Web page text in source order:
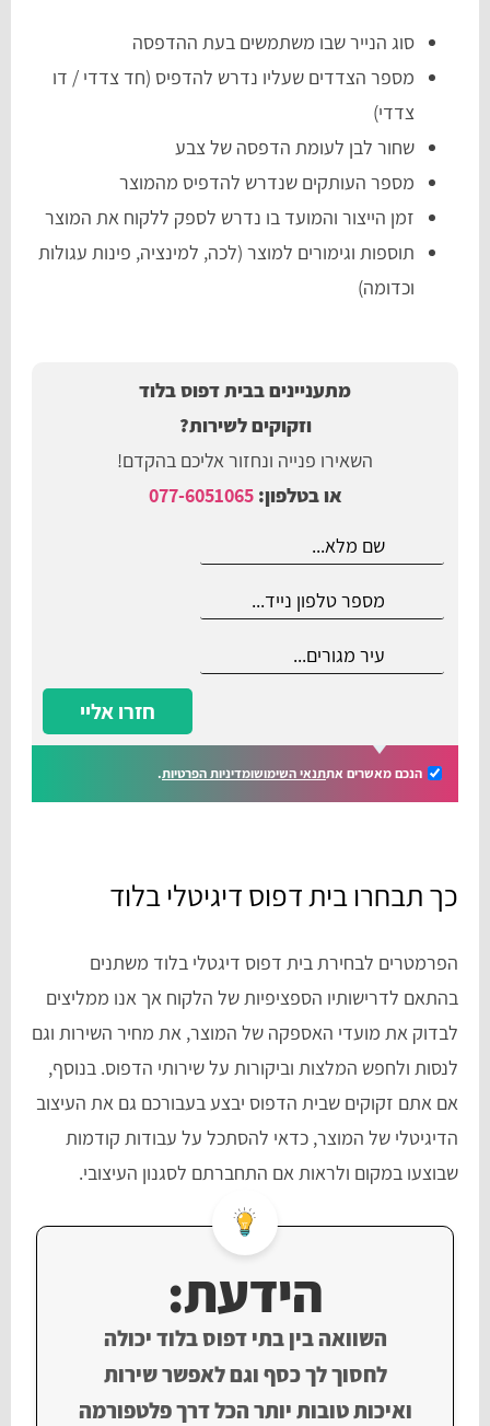
סוג הנייר שבו משתמשים בעת ההדפסה
מספר הצדדים שעליו נדרש להדפיס (חד צדדי / דו
צדדי)
שחור לבן לעומת הדפסה של צבע
מספר העותקים שנדרש להדפיס מהמוצר
זמן הייצור והמועד בו נדרש לספק ללקוח את המוצר
תוספות וגימורים למוצר (לכה, למינציה, פינות עגולות
וכדומה)
מתעניינים בבית דפוס בלוד
וזקוקים לשירות?
השאירו פנייה ונחזור אליכם בהקדם!
או בטלפון:077-6051065
חזרו אליי
הנכם מאשרים אתתנאי השימושומדיניות הפרטיות.
כך תבחרו בית דפוס דיגיטלי בלוד
הפרמטרים לבחירת בית דפוס דיגטלי בלוד משתנים
בהתאם לדרישותיו הספציפיות של הלקוח אך אנו ממליצים
לבדוק את מועדי האספקה של המוצר, את מחיר השירות וגם
לנסות ולחפש המלצות וביקורות על שירותי הדפוס. בנוסף,
אם אתם זקוקים שבית הדפוס יבצע בעבורכם גם את העיצוב
הדיגיטלי של המוצר, כדאי להסתכל על עבודות קודמות
שבוצעו במקום ולראות אם התחברתם לסגנון העיצובי.
הידעת:
השוואה בין בתי דפוס בלוד יכולה
לחסוך לך כסף וגם לאפשר שירות
ואיכות טובות יותר הכל דרך פלטפורמה